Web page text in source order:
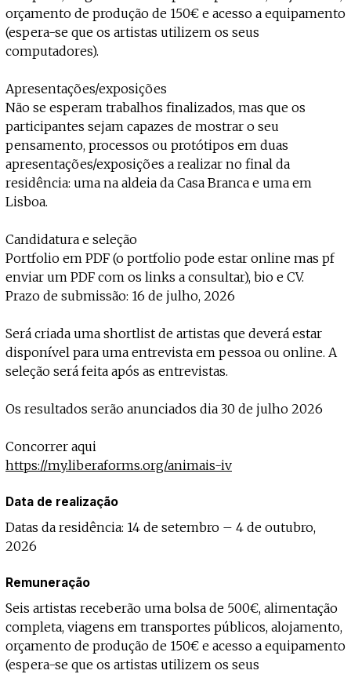
orçamento de produção de 150€ e acesso a equipamento
(espera-se que os artistas utilizem os seus
computadores).
Apresentações/exposições
Não se esperam trabalhos finalizados, mas que os
participantes sejam capazes de mostrar o seu
pensamento, processos ou protótipos em duas
apresentações/exposições a realizar no final da
residência: uma na aldeia da Casa Branca e uma em
Lisboa.
Candidatura e seleção
Portfolio em PDF (o portfolio pode estar online mas pf
enviar um PDF com os links a consultar), bio e CV.
Prazo de submissão: 16 de julho, 2026
Será criada uma shortlist de artistas que deverá estar
disponível para uma entrevista em pessoa ou online. A
seleção será feita após as entrevistas.
Os resultados serão anunciados dia 30 de julho 2026
Concorrer aqui
https://my.liberaforms.org/animais-iv
Data de realização
Datas da residência: 14 de setembro – 4 de outubro,
2026
Remuneração
Seis artistas receberão uma bolsa de 500€, alimentação
completa, viagens em transportes públicos, alojamento,
orçamento de produção de 150€ e acesso a equipamento
(espera-se que os artistas utilizem os seus